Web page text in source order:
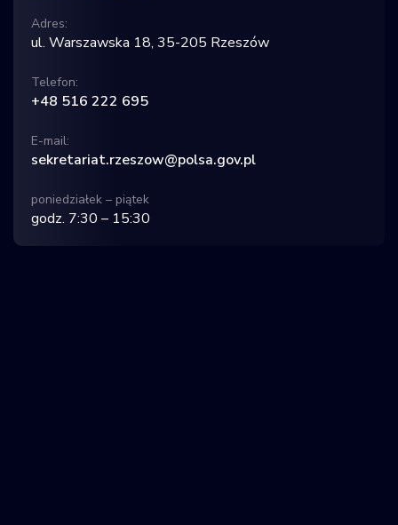
Adres:
ul. Warszawska 18, 35-205 Rzeszów
Telefon:
+48 516 222 695
E-mail:
sekretariat.rzeszow@polsa.gov.pl
poniedziałek – piątek
godz. 7:30 – 15:30